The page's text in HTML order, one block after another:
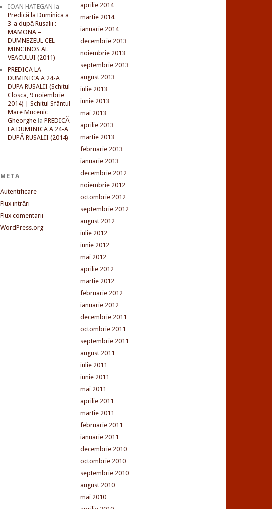
IOAN HATEGAN la
Predică la Duminica a
3-a după Rusalii :
MAMONA –
DUMNEZEUL CEL
MINCINOS AL
VEACULUI (2011)
PREDICA LA
DUMINICA A 24-A
DUPA RUSALII (Schitul
Closca, 9 noiembrie
2014) | Schitul Sfântul
Mare Mucenic
Gheorghela PREDICĂ
LA DUMINICA A 24-A
DUPĂ RUSALII (2014)
META
Autentificare
Flux intrări
Flux comentarii
WordPress.org
aprilie 2014
martie 2014
ianuarie 2014
decembrie 2013
noiembrie 2013
septembrie 2013
august 2013
iulie 2013
iunie 2013
mai 2013
aprilie 2013
martie 2013
februarie 2013
ianuarie 2013
decembrie 2012
noiembrie 2012
octombrie 2012
septembrie 2012
august 2012
iulie 2012
iunie 2012
mai 2012
aprilie 2012
martie 2012
februarie 2012
ianuarie 2012
decembrie 2011
octombrie 2011
septembrie 2011
august 2011
iulie 2011
iunie 2011
mai 2011
aprilie 2011
martie 2011
februarie 2011
ianuarie 2011
decembrie 2010
octombrie 2010
septembrie 2010
august 2010
mai 2010